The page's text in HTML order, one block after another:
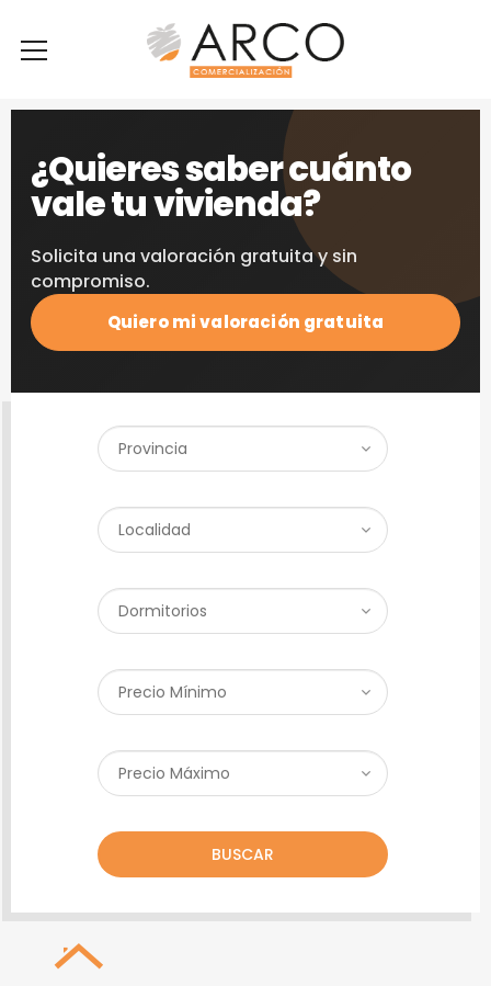
¿Quieres saber cuánto
vale tu vivienda?
Solicita una valoración gratuita y sin
compromiso.
Quiero mi valoración gratuita
BUSCAR